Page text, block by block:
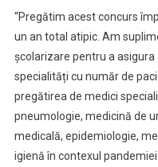
“Pregătim acest concurs
un an total atipic. Am
școlarizare pentru a
specialități cu număr de
pregătirea de medici
pneumologie, medicină de
medicală, epidemiologie,
igienă în contexul